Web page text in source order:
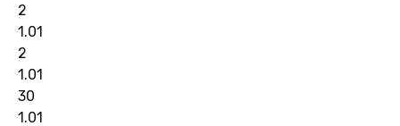
2
1.01
2
1.01
30
1.01